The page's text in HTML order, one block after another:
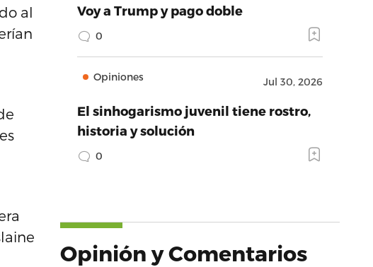
al
Voy a Trump y pago doble
0
Opiniones Jul 30, 2026
El sinhogarismo juvenil tiene rostro,
historia y solución
0
Opinión y Comentarios